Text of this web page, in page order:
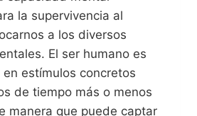
la supervivencia al
a los diversos
El ser humano es
estímulos concretos
de tiempo más o menos
manera que puede captar